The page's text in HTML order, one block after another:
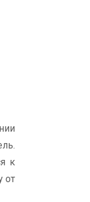
к
от